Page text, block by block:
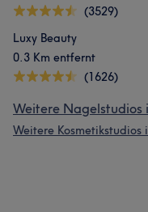
(3529)
Luxy Beauty
0.3 Km entfernt
(1626)
Weitere Nagelstudios
Weitere Kosmetikstudios